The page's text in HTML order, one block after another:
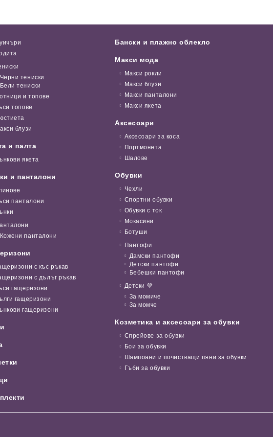
Черни тениски
Бели тениски
и топове
топове
блузи
и палта
якета
и панталони
панталони
Кожени панталони
с къс ръкав
с дълъг ръкав
гащеризони
гащеризони
гащеризони
Бански и плажно облекло
Макси мода
Макси рокли
Макси блузи
Макси панталони
Макси якета
Аксесоари
Аксесоари за коса
Портмонета
Шалове
Обувки
Чехли
Спортни обувки
Обувки с ток
Мокасини
Ботуши
Пантофи
Дамски пантофи
Детски пантофи
Бебешки пантофи
Детски 💜
За момиче
За момче
Козметика и аксесоари за обувки
Спрейове за обувки
Бои за обувки
Шампоани и почистващи пяни за обувки
Гъби за обувки